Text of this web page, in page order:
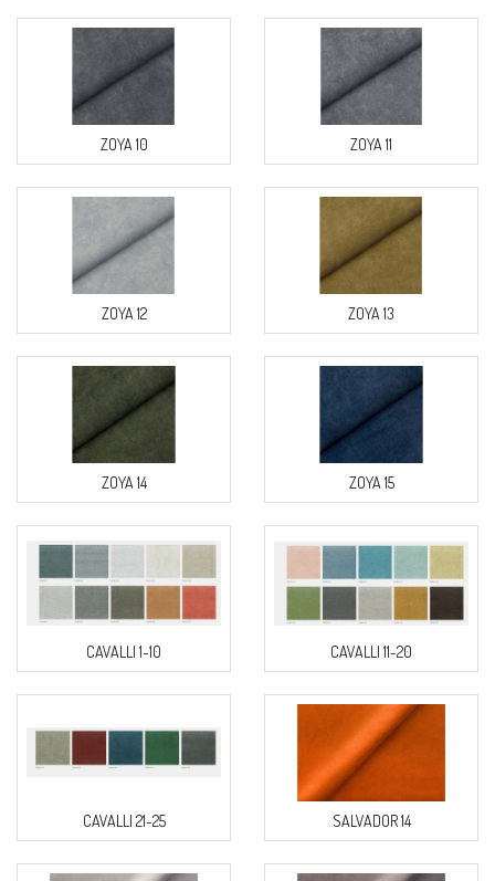
ZOYA 10 ZOYA 11
ZOYA 12 ZOYA 13
ZOYA 14 ZOYA 15
CAVALLI 1-10 CAVALLI 11-20
CAVALLI 21-25 SALVADOR 14